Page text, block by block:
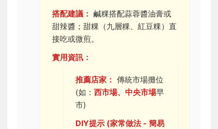
搭配建議： 鹹粿搭配蒜蓉醬油膏或
甜辣醬；甜粿（九層粿、紅豆粿）直
接吃或微煎。
實用資訊：
推薦店家： 傳統市場攤位
(如： 西市場、中央市場早
市)
DIY提示 (家常做法 - 簡易